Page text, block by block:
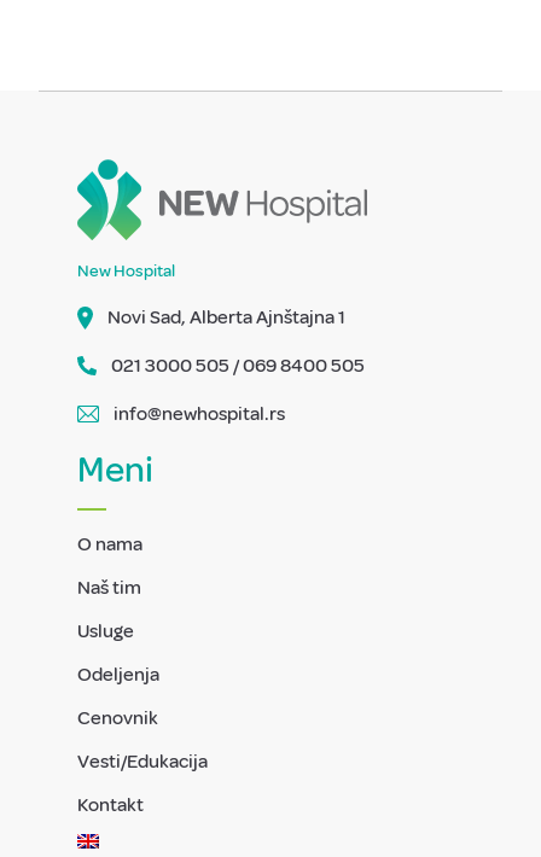
New Hospital
Novi Sad, Alberta Ajnštajna 1
021 3000 505 / 069 8400 505
info@newhospital.rs
Meni
O nama
Naš tim
Usluge
Odeljenja
Cenovnik
Vesti/Edukacija
Kontakt